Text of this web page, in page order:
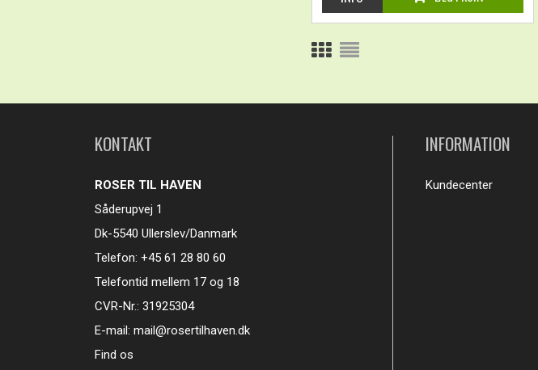
KONTAKT
ROSER TIL HAVEN
Såderupvej 1
Dk-5540 Ullerslev/Danmark
Telefon: +45 61 28 80 60
Telefontid mellem 17 og 18
CVR-Nr.: 31925304
E-mail:mail@rosertilhaven.dk
Find os
INFORMATION
Kundecenter